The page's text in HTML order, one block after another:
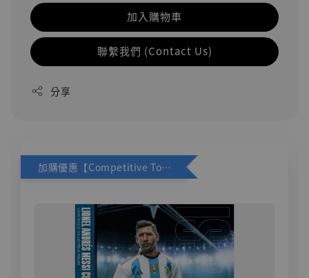
加入購物車
聯繫我們 (Contact Us)
分享
加購優惠【Competitive Toys 梅西 [CM001]】